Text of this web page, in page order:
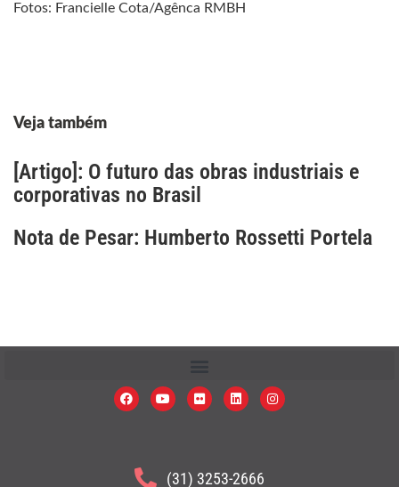
Fotos: Francielle Cota/Agênca RMBH
Veja também
[Artigo]: O futuro das obras industriais e
corporativas no Brasil
Nota de Pesar: Humberto Rossetti Portela
(31) 3253-2666